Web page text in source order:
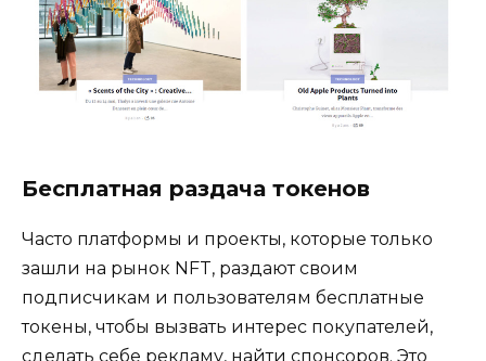
Бесплатная раздача токенов
Часто платформы и проекты, которые только
зашли на рынок NFT, раздают своим
подписчикам и пользователям бесплатные
токены, чтобы вызвать интерес покупателей,
сделать себе рекламу, найти спонсоров. Это